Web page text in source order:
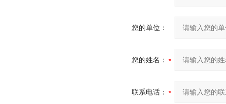
您的单位：
您的姓名：
联系电话：